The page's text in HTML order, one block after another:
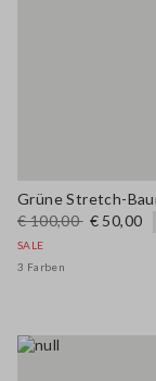
€ 100,00 € 50,00
SALE
3 Farben